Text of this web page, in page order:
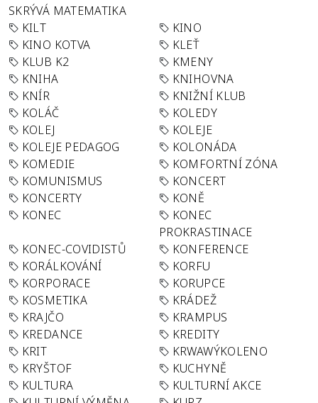
SKRÝVÁ MATEMATIKA
KILT
KINO
KINO KOTVA
KLEŤ
KLUB K2
KMENY
KNIHA
KNIHOVNA
KNÍR
KNIŽNÍ KLUB
KOLÁČ
KOLEDY
KOLEJ
KOLEJE
KOLEJE PEDAGOG
KOLONÁDA
KOMEDIE
KOMFORTNÍ ZÓNA
KOMUNISMUS
KONCERT
KONCERTY
KONĚ
KONEC
KONEC
PROKRASTINACE
KONEC-COVIDISTŮ
KONFERENCE
KORÁLKOVÁNÍ
KORFU
KORPORACE
KORUPCE
KOSMETIKA
KRÁDEŽ
KRAJČO
KRAMPUS
KREDANCE
KREDITY
KRIT
KRWAWÝKOLENO
KRYŠTOF
KUCHYNĚ
KULTURA
KULTURNÍ AKCE